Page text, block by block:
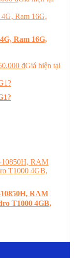
Ram 16G,
₫Giá hiện tại
RAM
T1000 4GB,